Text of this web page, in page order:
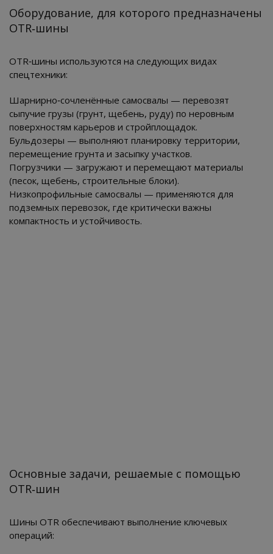
Оборудование, для которого предназначены
OTR‑шины
OTR‑шины используются на следующих видах
спецтехники:
Шарнирно‑сочленённые самосвалы — перевозят
сыпучие грузы (грунт, щебень, руду) по неровным
поверхностям карьеров и стройплощадок.
Бульдозеры — выполняют планировку территории,
перемещение грунта и засыпку участков.
Погрузчики — загружают и перемещают материалы
(песок, щебень, строительные блоки).
Низкопрофильные самосвалы — применяются для
подземных перевозок, где критически важны
компактность и устойчивость.
Основные задачи, решаемые с помощью
OTR‑шин
Шины OTR обеспечивают выполнение ключевых
операций: